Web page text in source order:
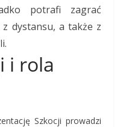
potrafi zagrać
dystansu, a także z
i rola
Szkocji prowadzi